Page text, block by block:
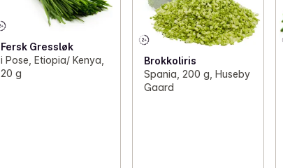
Fersk Gressløk
i Pose, Etiopia/ Kenya,
20 g
Brokkoliris
Spania, 200 g, Huseby
Gaard